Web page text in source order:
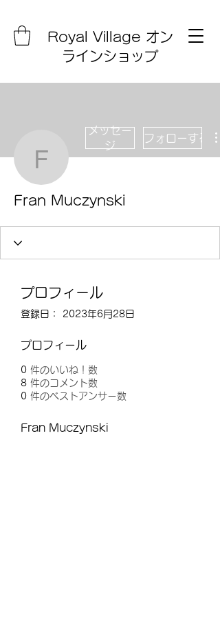
Royal Village オン
ラインショップ
Fran Muczynski
メッセー
ジ
フォローする
Fran Muczynski
プロフィール
登録日： 2023年6月28日
プロフィール
0 件のいいね！数
8 件のコメント数
0 件のベストアンサー数
Fran Muczynski